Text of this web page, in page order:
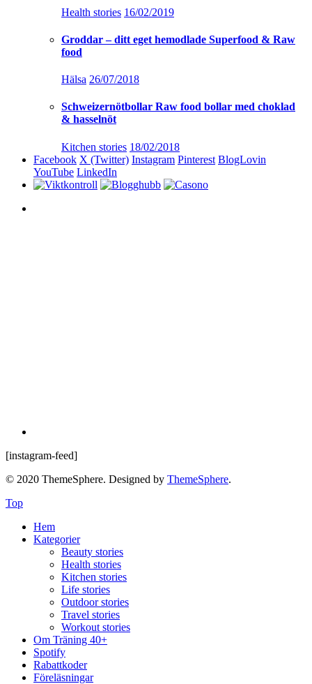
Health stories 16/02/2019
Groddar – ditt eget hemodlade Superfood & Raw
food
Hälsa 26/07/2018
Schweizernötbollar Raw food bollar med choklad
& hasselnöt
Kitchen stories 18/02/2018
Facebook X (Twitter) Instagram Pinterest BlogLovin
YouTube LinkedIn
[instagram-feed]
© 2020 ThemeSphere. Designed by ThemeSphere.
Top
Hem
Kategorier
Beauty stories
Health stories
Kitchen stories
Life stories
Outdoor stories
Travel stories
Workout stories
Om Träning 40+
Spotify
Rabattkoder
Föreläsningar